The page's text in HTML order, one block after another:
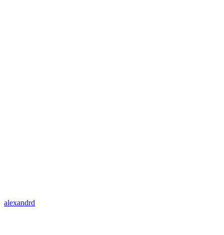
alexandrd